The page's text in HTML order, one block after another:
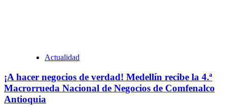
Actualidad
¡A hacer negocios de verdad! Medellín recibe la 4.ª
Macrorrueda Nacional de Negocios de Comfenalco
Antioquia